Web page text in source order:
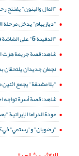
"المال والبنون" يفتتح
"ديازيبام" يدخل مرحلة
"الدفينة 5" على الشاشة في موسم النوروز
شاهد: قصة جريمة هزت
نجمان جديدان يلتحقان
"بلا مشنقة" يجمع اثنين
شاهد: قصة أسرة تواجه
عودة الدراما الإيرانية
"رضويان" و"رستمي" في